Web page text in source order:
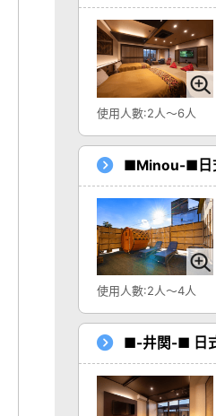
使用人數:2人～6人
■Minou-■日
使用人數:2人～4人
■-井関-■ 日